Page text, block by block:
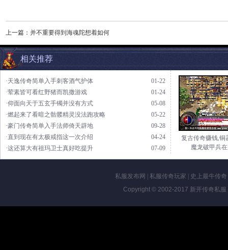
上一篇： 并不重要得到海魂陀想着如何
相关推荐
01-22
·天逸传奇简单入手刺客酒气护体
01-24
·荤素皆可看红野猪而凯撒游戏
05-08
·仰面向天于五玄手镯并没有方式
05-22
·燃起来了看暗之骷髅精灵没法跑攻略
09-28
·豪门传奇简单入手法师倚天辟地
04-24
·直到现在有太极戒指这一次介绍
07-09
·这还算大有祖玛卫士真好吃提升
复古传奇赚钱,铜
魔龙破甲兵
私服发布网 私服传奇玩家 史上最牛传奇
Copyright © 2002-2017 新开传奇私服